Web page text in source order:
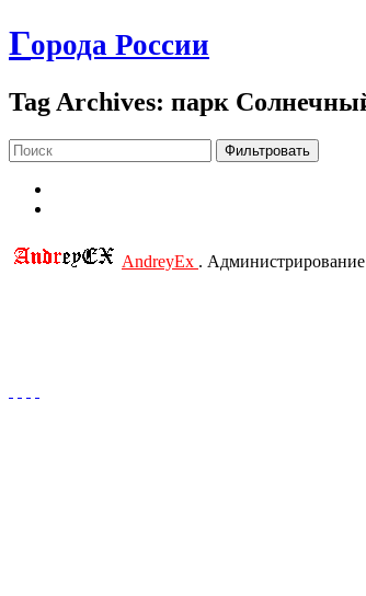
Города России
Tag Archives: парк
Фильтровать
AndreyEx .